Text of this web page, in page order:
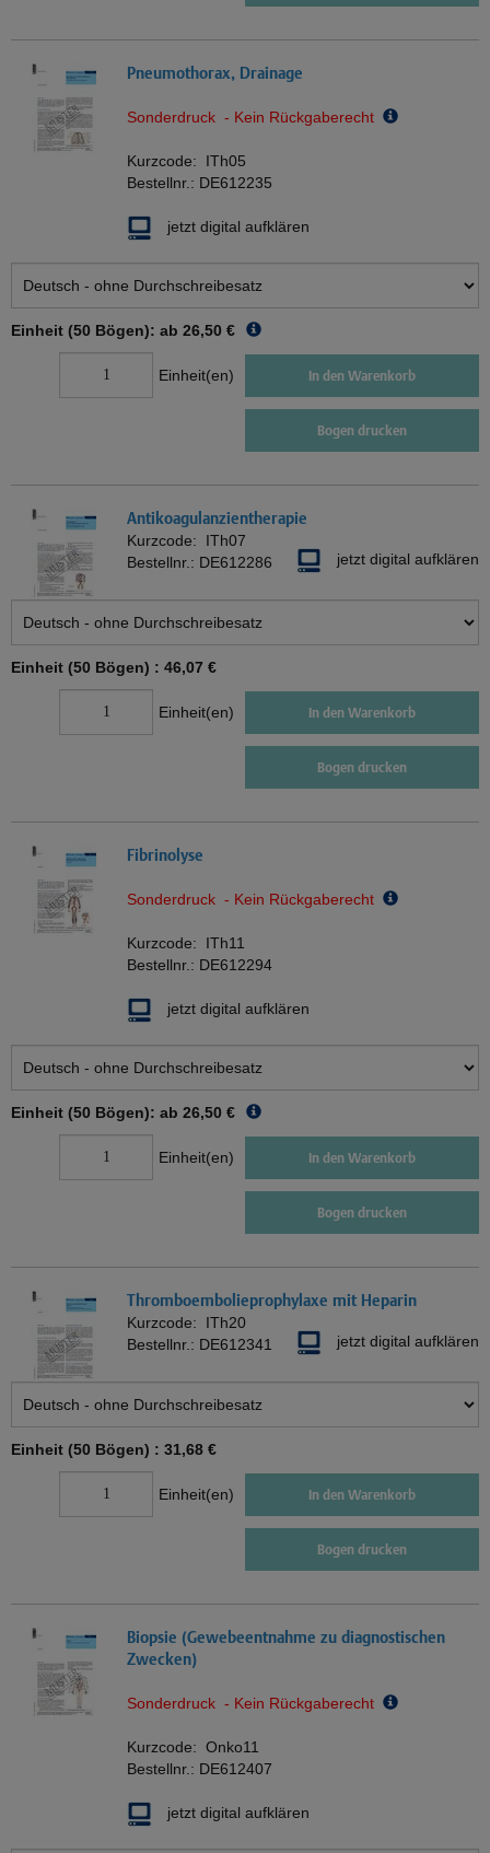
Pneumothorax, Drainage
Sonderdruck - Kein Rückgaberecht
Kurzcode: ITh05
Bestellnr.: DE612235
jetzt digital aufklären
Einheit (50 Bögen): ab 26,50 €
Einheit(en) In den Warenkorb
Bogen drucken
Antikoagulanzientherapie
Kurzcode: ITh07
Bestellnr.: DE612286 jetzt digital aufklären
Einheit (50 Bögen) : 46,07 €
Einheit(en) In den Warenkorb
Bogen drucken
Fibrinolyse
Sonderdruck - Kein Rückgaberecht
Kurzcode: ITh11
Bestellnr.: DE612294
jetzt digital aufklären
Einheit (50 Bögen): ab 26,50 €
Einheit(en) In den Warenkorb
Bogen drucken
Thromboembolieprophylaxe mit Heparin
Kurzcode: ITh20
Bestellnr.: DE612341 jetzt digital aufklären
Einheit (50 Bögen) : 31,68 €
Einheit(en) In den Warenkorb
Bogen drucken
Biopsie (Gewebeentnahme zu diagnostischen
Zwecken)
Sonderdruck - Kein Rückgaberecht
Kurzcode: Onko11
Bestellnr.: DE612407
jetzt digital aufklären